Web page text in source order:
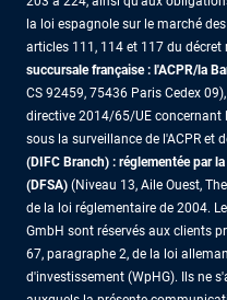
la loi espagnole sur le marché
articles 111, 114 et 117 du
succursale française : l'ACPR/la
CS 92459, 75436 Paris Cedex
directive 2014/65/UE
sous la surveillance de l'ACPR et
(DIFC Branch) : réglementée par
(DFSA) (Niveau 13, Aile Ouest,
de la loi réglementaire de 2004.
GmbH sont réservés aux clients
67, paragraphe 2, de la loi
d'investissement (WpHG). Ils ne